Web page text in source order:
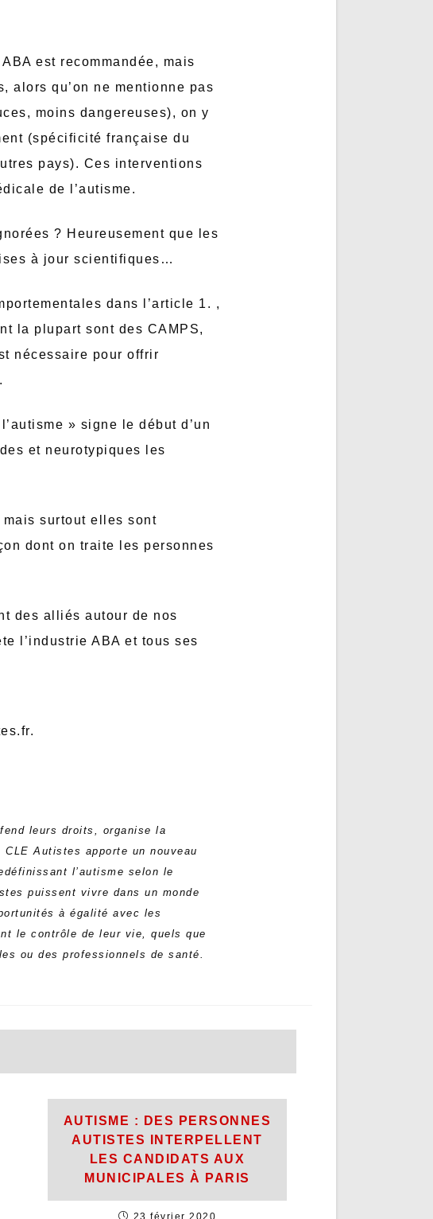
est recommandée, mais
alors qu’on ne mentionne pas
moins dangereuses), on y
(spécificité française du
pays). Ces interventions
de l’autisme.
? Heureusement que les
à jour scientifiques…
dans l’article 1. ,
la plupart sont des CAMPS,
nécessaire pour offrir
» signe le début d’un
et neurotypiques les
mais surtout elles sont
dont on traite les personnes
des alliés autour de nos
l’industrie ABA et tous ses
leurs droits, organise la
Autistes apporte un nouveau
l’autisme selon le
puissent vivre dans un monde
à égalité avec les
le contrôle de leur vie, quels que
ou des professionnels de santé.
AUTISME : DES PERSONNES
AUTISTES INTERPELLENT
LES CANDIDATS AUX
MUNICIPALES À PARIS
23 février 2020